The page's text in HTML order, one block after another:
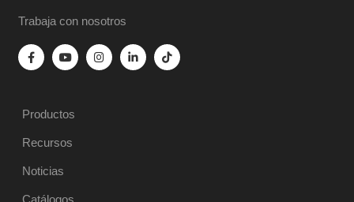
Trabaja con nosotros
Productos
Recursos
Noticias
Catálogos